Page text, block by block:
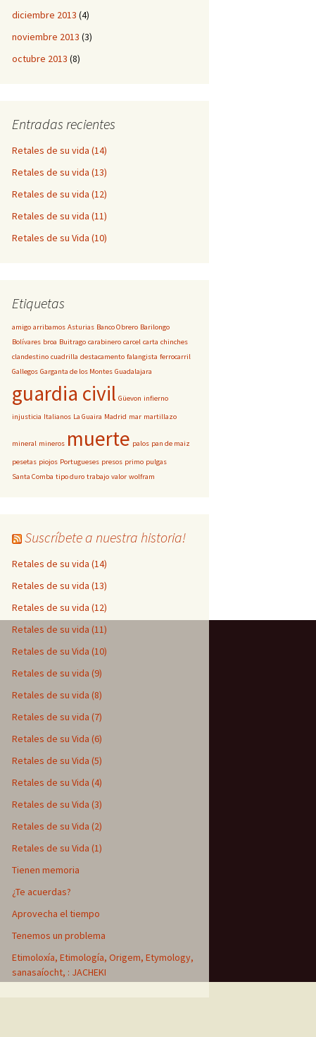
diciembre 2013 (4)
noviembre 2013 (3)
octubre 2013 (8)
Entradas recientes
Retales de su vida (14)
Retales de su vida (13)
Retales de su vida (12)
Retales de su vida (11)
Retales de su Vida (10)
Etiquetas
amigo arribamos Asturias Banco Obrero Barilongo
Bolívares broa Buitrago carabinero carcel carta chinches
clandestino cuadrilla destacamento falangista ferrocarril
Gallegos Garganta de los Montes Guadalajara
guardia civil Güevon infierno
injusticia Italianos La Guaira Madrid mar martillazo
mineral mineros muerte palos pan de maiz
pesetas piojos Portugueses presos primo pulgas
Santa Comba tipo duro trabajo valor wolfram
Suscríbete a nuestra historia!
Retales de su vida (14)
Retales de su vida (13)
Retales de su vida (12)
Retales de su vida (11)
Retales de su Vida (10)
Retales de su vida (9)
Retales de su vida (8)
Retales de su vida (7)
Retales de su Vida (6)
Retales de su Vida (5)
Retales de su Vida (4)
Retales de su Vida (3)
Retales de su Vida (2)
Retales de su Vida (1)
Tienen memoria
¿Te acuerdas?
Aprovecha el tiempo
Tenemos un problema
Etimoloxía, Etimología, Origem, Etymology,
sanasaíocht, : JACHEKI